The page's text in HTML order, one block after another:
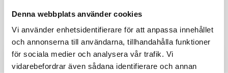
Denna webbplats använder cookies
Vi använder enhetsidentifierare för att anpassa innehållet
och annonserna till användarna, tillhandahålla funktioner
för sociala medier och analysera vår trafik. Vi
vidarebefordrar även sådana identifierare och annan
Andra kunder tittade även på